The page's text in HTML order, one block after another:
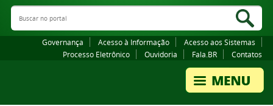
Canais
Buscar no portal
Governança Acesso à Informação
Acesso aos Sistemas
Processo Eletrônico
Ouvidoria Fala.BR Contatos